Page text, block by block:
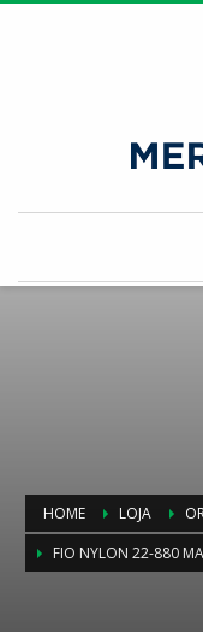
HOME LOJA
FIO NYLON 22-880